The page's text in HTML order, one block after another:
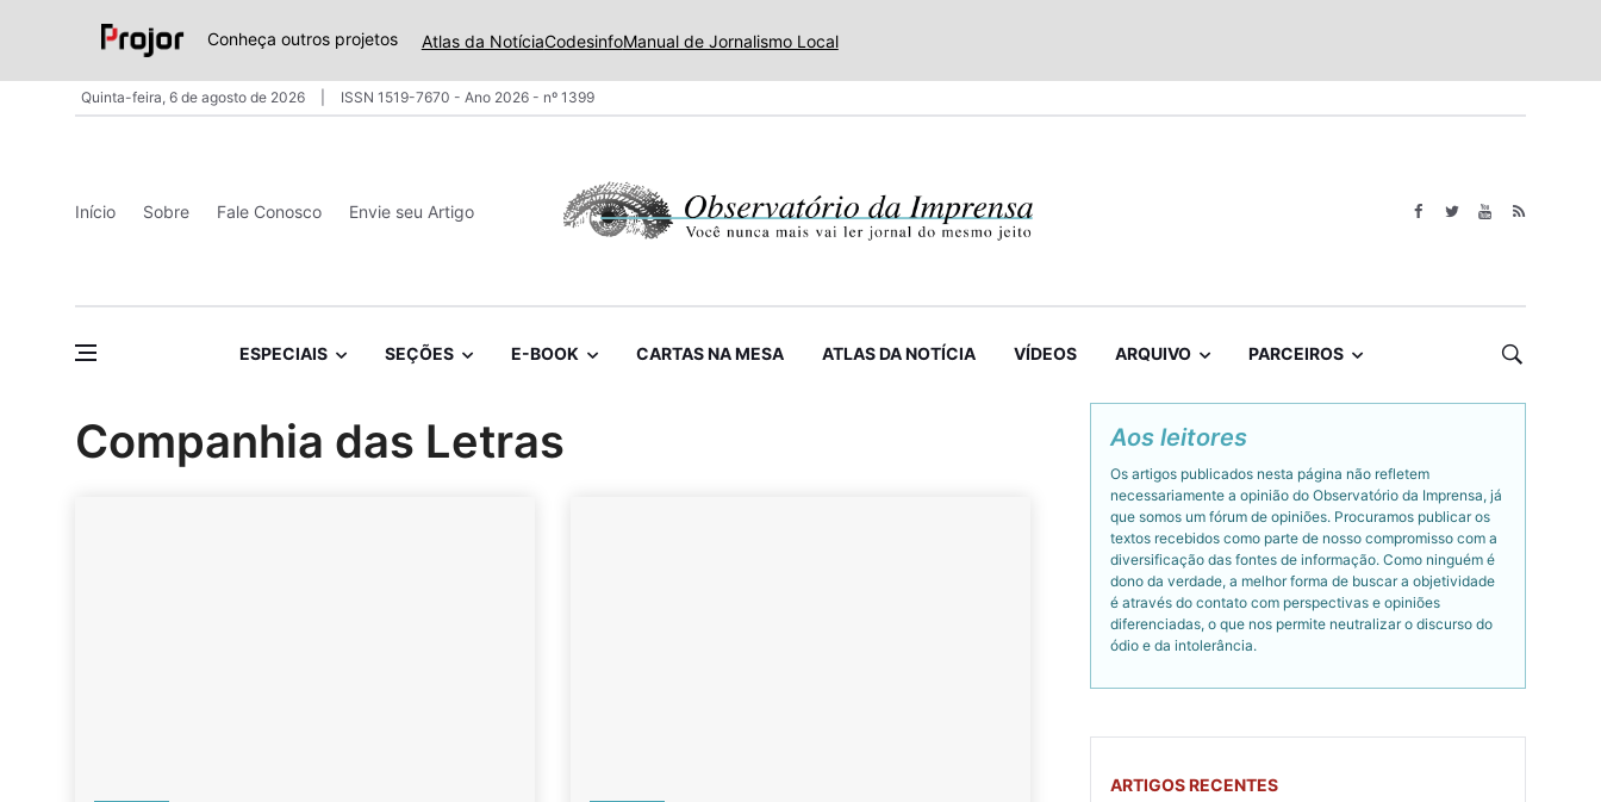
Conheça outros projetos Atlas da NotíciaCodesinfoManual de Jornalismo Local
Quinta-feira, 6 de agosto de 2026 ISSN 1519-7670 - Ano 2026 - nº 1399
Início Sobre Fale Conosco Envie seu Artigo
ESPECIAIS SEÇÕES E-BOOK CARTAS NA MESA ATLAS DA NOTÍCIA VÍDEOS ARQUIVO PARCEIROS
Companhia das Letras Aos leitores
Os artigos publicados nesta página não refletem
necessariamente a opinião do Observatório da Imprensa, já
que somos um fórum de opiniões. Procuramos publicar os
textos recebidos como parte de nosso compromisso com a
diversificação das fontes de informação. Como ninguém é
dono da verdade, a melhor forma de buscar a objetividade
é através do contato com perspectivas e opiniões
diferenciadas, o que nos permite neutralizar o discurso do
ódio e da intolerância.
ARTIGOS RECENTES